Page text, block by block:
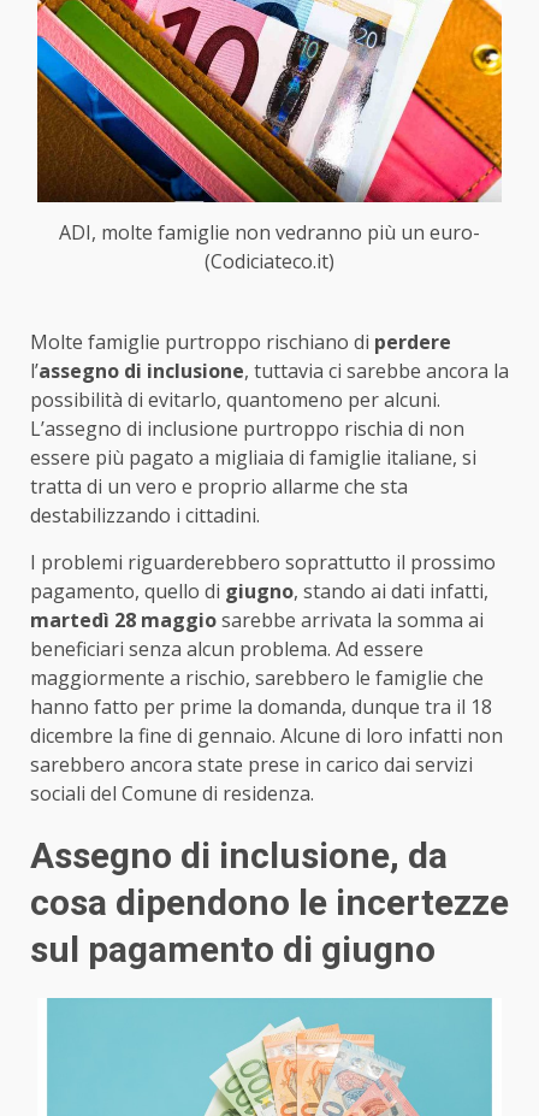
ADI, molte famiglie non vedranno più un euro-
(Codiciateco.it)
Molte famiglie purtroppo rischiano di perdere
l’assegno di inclusione, tuttavia ci sarebbe ancora la
possibilità di evitarlo, quantomeno per alcuni.
L’assegno di inclusione purtroppo rischia di non
essere più pagato a migliaia di famiglie italiane, si
tratta di un vero e proprio allarme che sta
destabilizzando i cittadini.
I problemi riguarderebbero soprattutto il prossimo
pagamento, quello di giugno, stando ai dati infatti,
martedì 28 maggiosarebbe arrivata la somma ai
beneficiari senza alcun problema. Ad essere
maggiormente a rischio, sarebbero le famiglie che
hanno fatto per prime la domanda, dunque tra il 18
dicembre la fine di gennaio. Alcune di loro infatti non
sarebbero ancora state prese in carico dai servizi
sociali del Comune di residenza.
Assegno di inclusione, da
cosa dipendono le incertezze
sul pagamento di giugno